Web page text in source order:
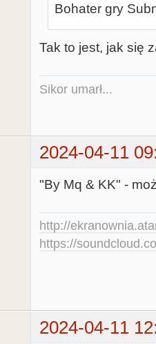
Bohater gry
Tak to jest, jak się
Sikor umarł...
2024-04-11
"By Mq & KK" -
http://
https://
2024-04-11